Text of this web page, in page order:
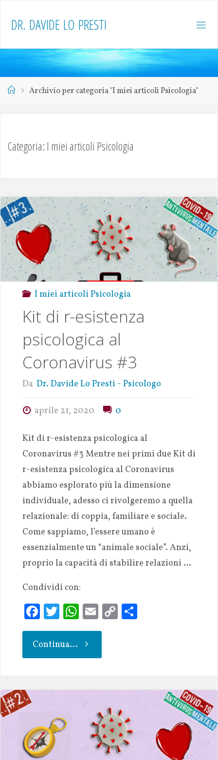
DR. DAVIDE LO PRESTI
Archivio per categoria "I miei articoli Psicologia"
Categoria: I miei articoli Psicologia
I miei articoli Psicologia
Kit di r-esistenza
psicologica al
Coronavirus #3
Da Dr. Davide Lo Presti - Psicologo
aprile 21, 2020 0
Kit di r-esistenza psicologica al
Coronavirus #3 Mentre nei primi due Kit di
r-esistenza psicologica al Coronavirus
abbiamo esplorato più la dimensione
individuale, adesso ci rivolgeremo a quella
relazionale: di coppia, familiare e sociale.
Come sappiamo, l’essere umano è
essenzialmente un “animale sociale”. Anzi,
proprio la capacità di stabilire relazioni …
Condividi con:
Fa
ce
b
oo
T
w
it
te
W
h
at
s
p
p
E
m
l
C
n
k
S
Continua...